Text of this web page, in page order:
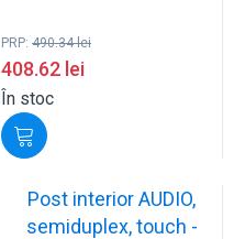
PRP: 490.34lei
408.62 lei
În stoc
Post interior AUDIO,
semiduplex, touch -